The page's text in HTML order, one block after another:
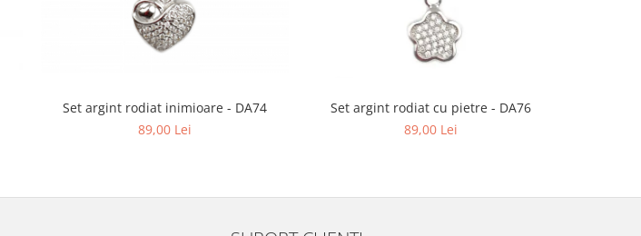
Set argint rodiat inimioare - DA74
89,00 Lei
Set argint rodiat cu pietre - DA76
89,00 Lei